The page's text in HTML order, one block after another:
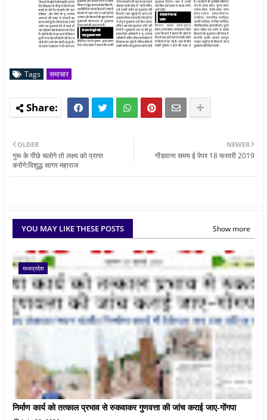
Tags समाचार
NEWER
गोंडवाना समय ई पेपर 18 फरवरी 2019
OLDER
गुरू के पीछे चलोगे तो लक्ष्य को प्राप्त
करोगे:विशुद्ध सागर महाराज
YOU MAY LIKE THESE POSTS Show more
मध्यप्रदेश
निर्माण कार्य को तत्काल प्रभाव से रुकवाकर गुणवत्ता की जांच कराई जाए-गोंगपा